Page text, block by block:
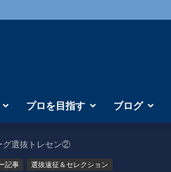
プロを目指す ブログ
グ選抜トレセン②
記事 選抜遠征＆セレクション